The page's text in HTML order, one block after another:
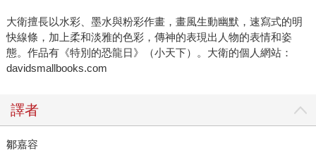
大衛擅長以水彩、墨水與粉彩作畫，畫風生動幽默，速寫式的明
快線條，加上柔和淡雅的色彩，傳神的表現出人物的表情和姿
態。作品有《特別的恐龍日》（小天下）。大衛的個人網站：
davidsmallbooks.com
譯者
鄒嘉容